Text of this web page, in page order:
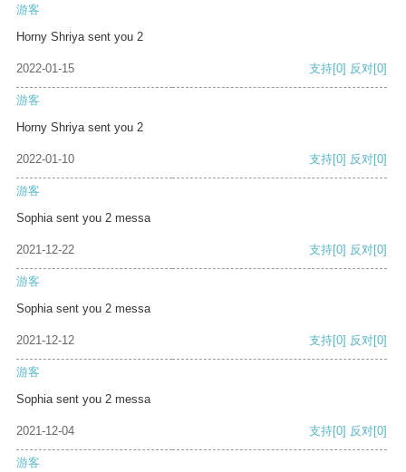
游客
Horny Shriya sent you 2
2022-01-15 支持[0] 反对[0]
游客
Horny Shriya sent you 2
2022-01-10 支持[0] 反对[0]
游客
Sophia sent you 2 messa
2021-12-22 支持[0] 反对[0]
游客
Sophia sent you 2 messa
2021-12-12 支持[0] 反对[0]
游客
Sophia sent you 2 messa
2021-12-04 支持[0] 反对[0]
游客